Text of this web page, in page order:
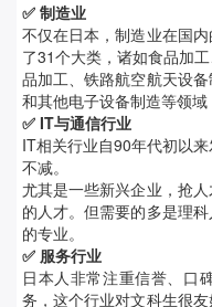
✅ 制造业
不仅在日本，制造业在国
了31个大类，诸如食品加
品加工、铁路航空航天设
和其他电子设备制造等领域
✅ IT与通信行业
IT相关行业自90年代初以
不减。
尤其是一些新兴企业，抢
的人才。但需要的多是理
的专业。
✅ 服务行业
日本人非常注重信誉、口
务，这个行业对文科生很